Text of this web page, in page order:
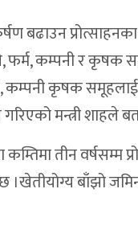
बढाउन
फर्म, कम्पनी र कृषक
कृषक
मन्त्री शाहले
तीन वर्षसम्म
बाँझो